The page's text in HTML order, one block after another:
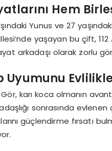
Hem
Yunus ve 27
yaşayan bu çift,
arkadaşı olarak zorlu
Uyumunu
karı koca olmanın
sonrasında
güçlendirme fırsatı